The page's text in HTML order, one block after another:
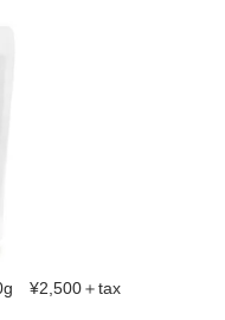
¥2,500＋tax